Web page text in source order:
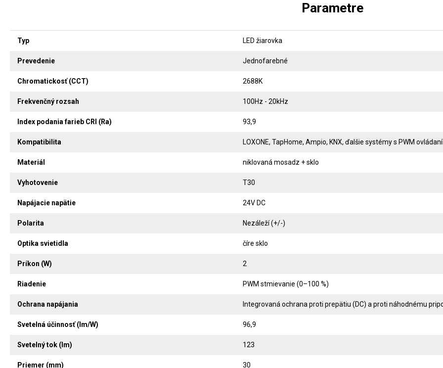
Parametre
Typ LED žiarovka
Prevedenie Jednofarebné
Chromatickosť (CCT) 2688K
Frekvenčný rozsah 100Hz - 20kHz
Index podania farieb CRI (Ra) 93,9
Kompatibilita LOXONE, TapHome, Ampio, KNX, ďalšie systémy s PWM
Materiál niklovaná mosadz + sklo
Vyhotovenie T30
Napájacie napätie 24V DC
Polarita Nezáleží (+/-)
Optika svietidla číre sklo
Príkon (W) 2
Riadenie PWM stmievanie (0–100 %)
Ochrana napájania Integrovaná ochrana proti prepätiu (DC) a proti náhodnému
Svetelná účinnosť (lm/W) 96,9
Svetelný tok (lm) 123
Priemer (mm) 30